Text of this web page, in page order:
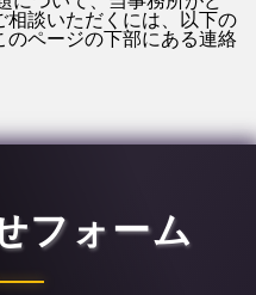
談いただくには、以下の
ページの下部にある連絡
フォーム